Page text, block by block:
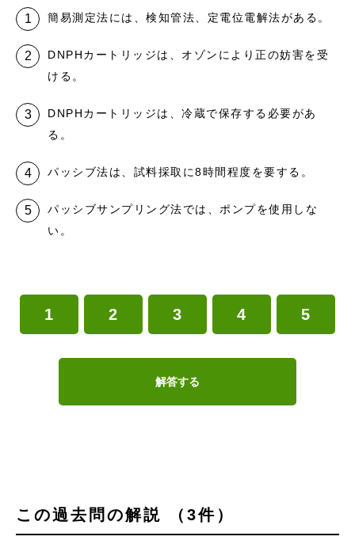
簡易測定法には、検知管法、定電位電解法がある。
DNPHカートリッジは、オゾンにより正の妨害を受
ける。
DNPHカートリッジは、冷蔵で保存する必要があ
る。
パッシブ法は、試料採取に8時間程度を要する。
パッシブサンプリング法では、ポンプを使用しな
い。
1 2 3 4 5
解答する
この過去問の解説 （3件）